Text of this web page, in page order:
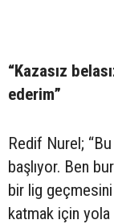
“Kazasız
ederim”
Redif Nurel;
başlıyor. Ben
bir lig
katmak için yola